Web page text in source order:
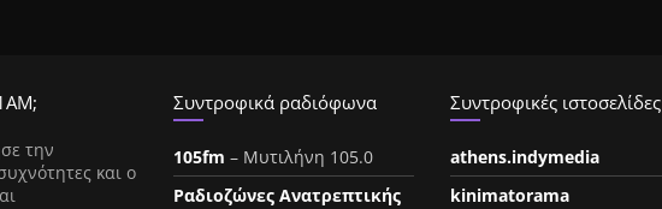
την
και ο
Συντροφικά ραδιόφωνα
105fm – Μυτιλήνη 105.0
Ραδιοζώνες Ανατρεπτικής
Συντροφικές ιστοσελίδες
athens.indymedia
kinimatorama